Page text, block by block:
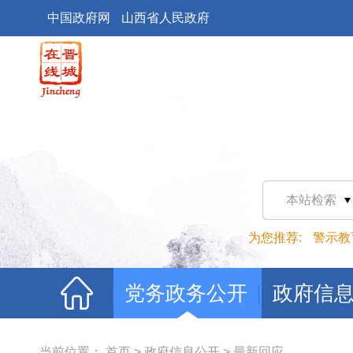
中国政府网 山西省人民政府
本站检索
为您推荐: 警示教
党务政务公开 政府信